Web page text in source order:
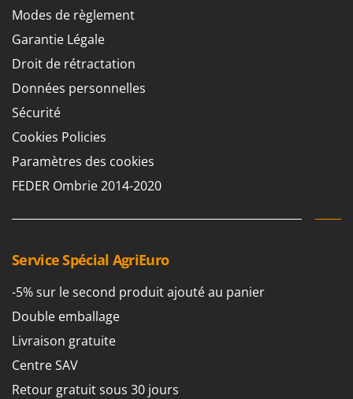
Modes de règlement
Garantie Légale
Droit de rétractation
Données personnelles
Sécurité
Cookies Policies
Paramètres des cookies
FEDER Ombrie 2014-2020
Service Spécial AgriEuro
-5% sur le second produit ajouté au panier
Double emballage
Livraison gratuite
Centre SAV
Retour gratuit sous 30 jours